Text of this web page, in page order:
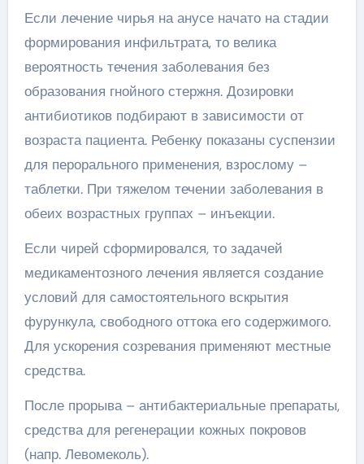
Если лечение чирья на анусе начато на стадии
формирования инфильтрата, то велика
вероятность течения заболевания без
образования гнойного стержня. Дозировки
антибиотиков подбирают в зависимости от
возраста пациента. Ребенку показаны суспензии
для перорального применения, взрослому –
таблетки. При тяжелом течении заболевания в
обеих возрастных группах – инъекции.
Если чирей сформировался, то задачей
медикаментозного лечения является создание
условий для самостоятельного вскрытия
фурункула, свободного оттока его содержимого.
Для ускорения созревания применяют местные
средства.
После прорыва – антибактериальные препараты,
средства для регенерации кожных покровов
(напр. Левомеколь).